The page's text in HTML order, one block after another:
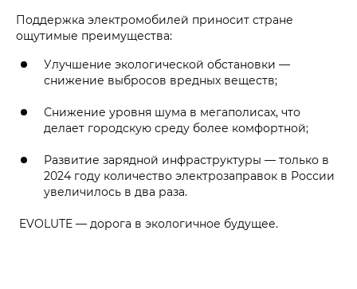
Поддержка электромобилей приносит стране
ощутимые преимущества:
Улучшение экологической обстановки —
снижение выбросов вредных веществ;
Снижение уровня шума в мегаполисах, что
делает городскую среду более комфортной;
Развитие зарядной инфраструктуры — только в
2024 году количество электрозаправок в России
увеличилось в два раза.
EVOLUTE — дорога в экологичное будущее.